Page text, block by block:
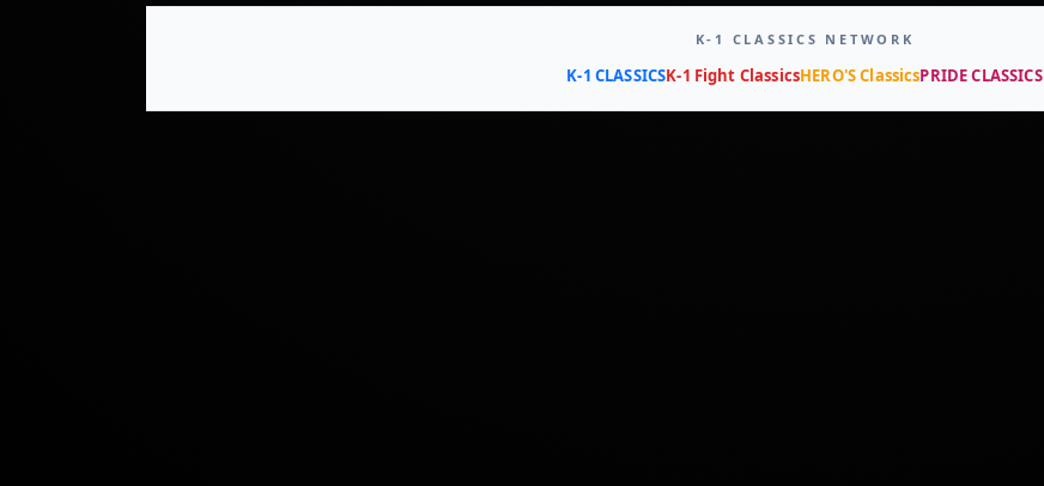
K-1 CLASSICS NETWORK
K-1 CLASSICSK-1 Fight ClassicsHERO'S ClassicsPRIDE CLASSICS